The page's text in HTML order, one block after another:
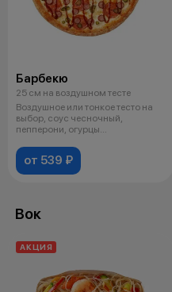
Барбекю
25 см на воздушном тесте
Воздушное или тонкое тесто на
выбор, соус чесночный,
пепперони, огурцы
от 539 ₽
Вок
АКЦИЯ